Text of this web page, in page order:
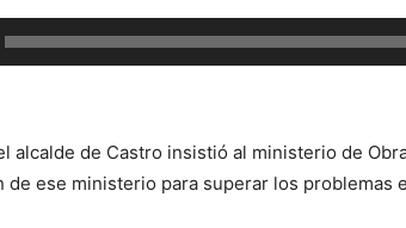
alcalde de Castro insistió al ministerio de
de ese ministerio para superar los problemas